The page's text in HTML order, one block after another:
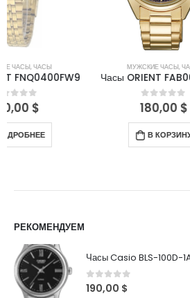
МУЖСКИЕ ЧАСЫ
Часы ORIENT FAB00004D9
РЕКОМЕНДУЕМ
Часы Casio BLS-100D-
0out of 5
190,00 $